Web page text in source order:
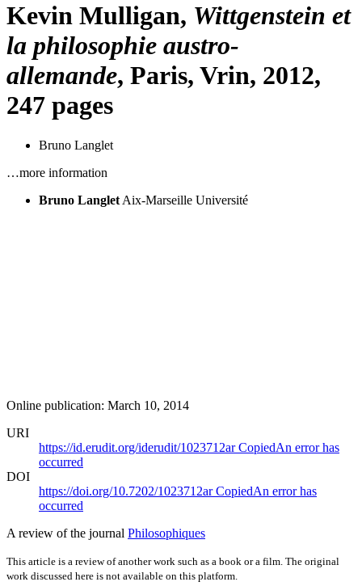
Kevin Mulligan, Wittgenstein et
la philosophie austro-
allemande, Paris, Vrin, 2012,
247 pages
Bruno Langlet
…more information
Bruno Langlet Aix-Marseille Université
Online publication: March 10, 2014
URI
https://id.erudit.org/iderudit/1023712arCopiedAn error has
occurred
DOI
https://doi.org/10.7202/1023712arCopiedAn error has
occurred
A review of the journal Philosophiques
This article is a review of another work such as a book or a film. The original
work discussed here is not available on this platform.